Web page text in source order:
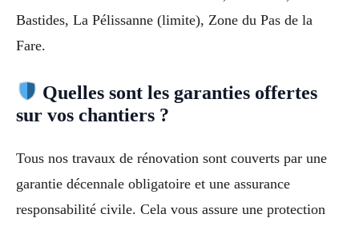
Bastides, La Pélissanne (limite), Zone du Pas de la
Fare.
Quelles sont les garanties offertes
sur vos chantiers ?
Tous nos travaux de rénovation sont couverts par une
garantie décennale obligatoire et une assurance
responsabilité civile. Cela vous assure une protection